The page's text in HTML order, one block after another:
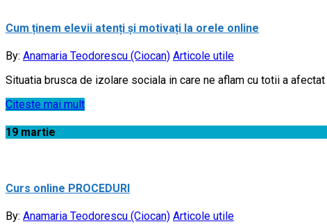
Cum ținem elevii atenți și motivați la orele online
By: Anamaria Teodorescu (Ciocan) Articole utile
Situatia brusca de izolare sociala in care ne aflam cu totii a
Citeste mai mult
19 martie
Curs online PROCEDURI
By: Anamaria Teodorescu (Ciocan) Articole utile